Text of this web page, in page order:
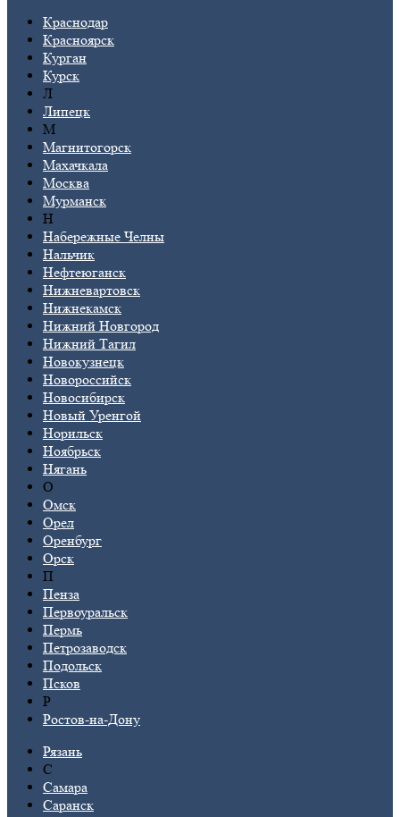
Краснодар
Красноярск
Курган
Курск
Л
Липецк
М
Магнитогорск
Махачкала
Москва
Мурманск
Н
Набережные Челны
Нальчик
Нефтеюганск
Нижневартовск
Нижнекамск
Нижний Новгород
Нижний Тагил
Новокузнецк
Новороссийск
Новосибирск
Новый Уренгой
Норильск
Ноябрьск
Нягань
О
Омск
Орел
Оренбург
Орск
П
Пенза
Первоуральск
Пермь
Петрозаводск
Подольск
Псков
Р
Ростов-на-Дону
Рязань
С
Самара
Саранск